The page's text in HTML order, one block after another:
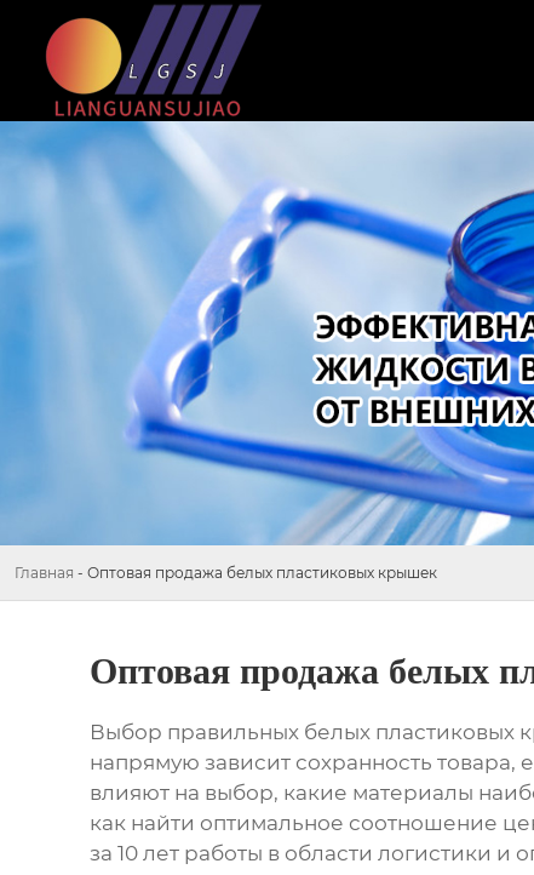
Главная - Оптовая продажа белых пластиковых крышек
Оптовая продажа белых
Выбор правильных белых пластиковых
напрямую зависит сохранность товара,
влияют на выбор, какие материалы
как найти оптимальное соотношение
за 10 лет работы в области логистики